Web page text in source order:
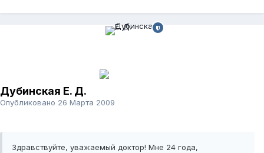
Дубинская Е. Д.
Опубликовано 26 Марта 2009
Здравствуйте, уважаемый доктор! Мне 24 года,